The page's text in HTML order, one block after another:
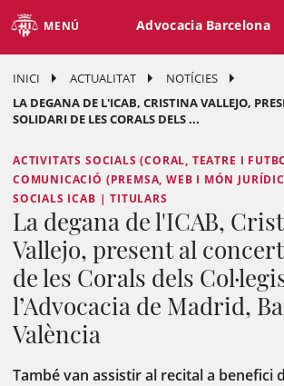
MENÚ Advocacia Barcelona
INICI ACTUALITAT
NOTÍCIES
LA DEGANA DE L'ICAB, CRISTINA VALLEJO,
SOLIDARI DE LES CORALS DELS ...
ACTIVITATS SOCIALS (CORAL, TEATRE I
COMUNICACIÓ (PREMSA, WEB I MÓN
SOCIALS ICAB | TITULARS
La degana de l'ICAB,
Vallejo, present al
de les Corals dels
l’Advocacia de Madrid,
València
També van assistir al recital a benefici